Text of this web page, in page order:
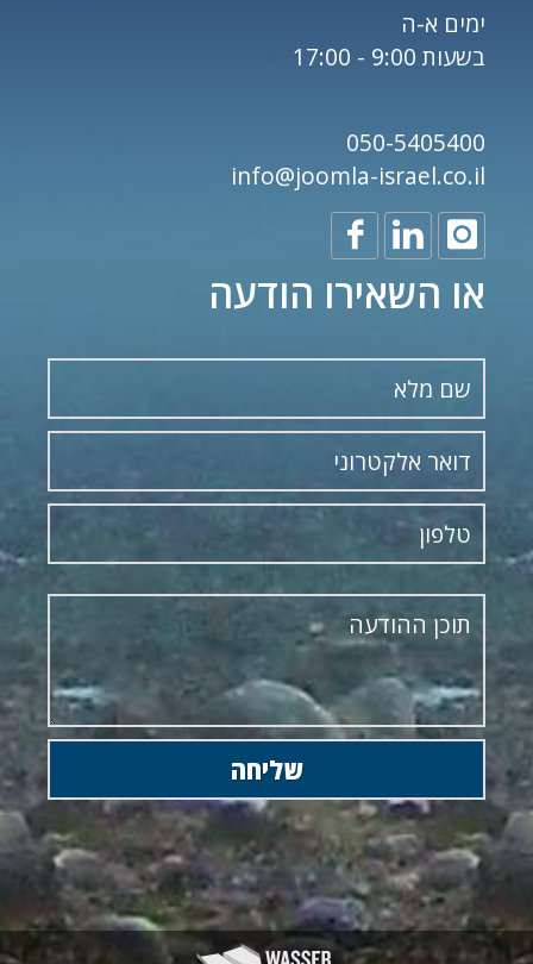
ימים א-ה
בשעות 9:00 - 17:00
050-5405400
info@joomla-israel.co.il
או השאירו הודעה